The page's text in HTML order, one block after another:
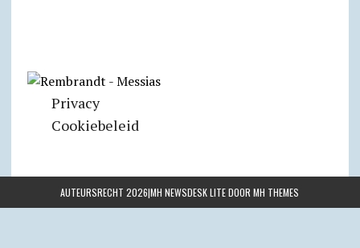
Privacy
Cookiebeleid
AUTEURSRECHT 2026|MH NEWSDESK LITE DOORMH THEMES